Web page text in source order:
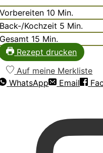
Vorbereiten 10 Minuten
Min.
Back-/Kochzeit 5 Minuten
Min.
Gesamt 15 Minuten
Min.
Rezept drucken
Auf meine Merkliste
WhatsApp
Email